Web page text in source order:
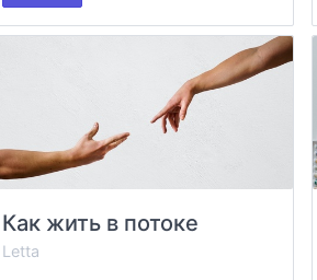
Как жить в потоке
Letta